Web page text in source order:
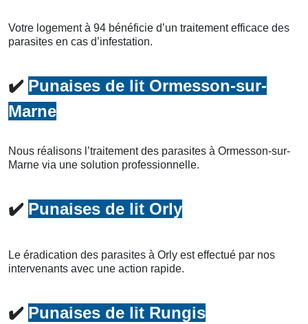
Votre logement à 94 bénéficie d’un traitement efficace des
parasites en cas d’infestation.
✔️ Punaises de lit Ormesson-sur-
Marne
Nous réalisons l’traitement des parasites à Ormesson-sur-
Marne via une solution professionnelle.
✔️ Punaises de lit Orly
Le éradication des parasites à Orly est effectué par nos
intervenants avec une action rapide.
✔️ Punaises de lit Rungis